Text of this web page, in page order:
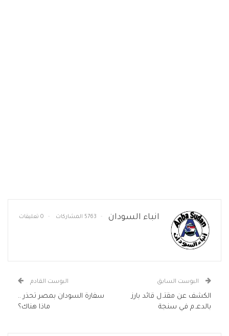
انباء السودان 5763 المشاركات 0 تعليقات
البوست السابق
الكشف عن مقتـ.ل قائد بارز
بالدعـ.م في سنجة
البوست القادم
سفارة السودان بمصر تحذر ..
ماذا هناك؟